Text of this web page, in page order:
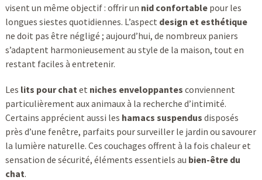
visent un même objectif : offrir un nid confortablepour les
longues siestes quotidiennes. L’aspect design et esthétique
ne doit pas être négligé ; aujourd’hui, de nombreux paniers
s’adaptent harmonieusement au style de la maison, tout en
restant faciles à entretenir.
Les lits pour chatet niches enveloppantes conviennent
particulièrement aux animaux à la recherche d’intimité.
Certains apprécient aussi les hamacs suspendus disposés
près d’une fenêtre, parfaits pour surveiller le jardin ou savourer
la lumière naturelle. Ces couchages offrent à la fois chaleur et
sensation de sécurité, éléments essentiels au bien-être du
chat.